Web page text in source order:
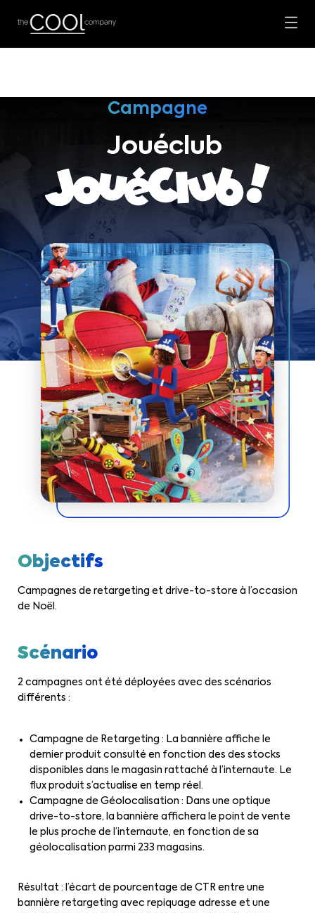
Campagne
Jouéclub
Objectifs
Campagnes de retargeting et drive-to-store à l’occasion
de Noël.
Scénario
2 campagnes ont été déployées avec des scénarios
différents :
Campagne de Retargeting : La bannière affiche le
dernier produit consulté en fonction des des stocks
disponibles dans le magasin rattaché à l’internaute. Le
flux produit s’actualise en temp réel.
Campagne de Géolocalisation : Dans une optique
drive-to-store, la bannière affichera le point de vente
le plus proche de l’internaute, en fonction de sa
géolocalisation parmi 233 magasins.
Résultat : l’écart de pourcentage de CTR entre une
bannière retargeting avec repiquage adresse et une